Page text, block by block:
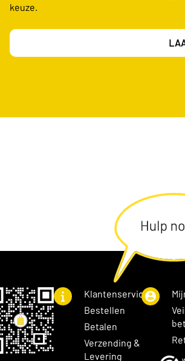
keuze.
Klantenservice
Bestellen
Betalen
Verzending &
Levering